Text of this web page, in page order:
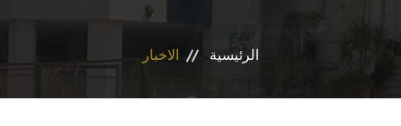
برنامج التصميم الدوائى و الفارم دى كلينيكال
الرئيسية الاخبار